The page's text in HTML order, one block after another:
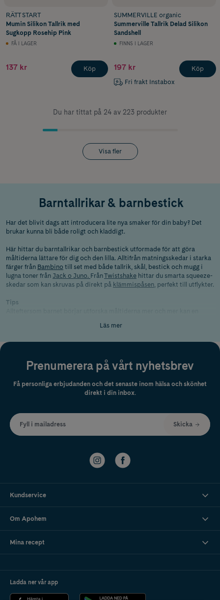
RÄTT START
Mumin Silikon Tallrik med
Sugkopp Rosehip Pink
FÅ I LAGER
137 kr Köp
SUMMERVILLE organic
Summerville Tallrik Delad Silikon
Sandshell
FINNS I LAGER
197 kr
Fri frakt Instabox
Köp
Du har tittat på 24 av 223 produkter
Visa fler
Barntallrikar & barnbestick
Har det blivit dags att introducera lite nya smaker för din baby? Det
brukar kunna bli både roligt och kladdigt.
Här hittar du barntallrikar och barnbestick utformade för att göra
måltiderna lättare för dig och den lilla. Alltifrån matningsskedar i starka
färger från Bambino till set med både tallrik, skål, bestick och mugg i
lugna toner från Jack o Juno. FrånTwistshake hittar du smarta squeeze-
skedar som kan skruvas på direkt på klämmispåsen , perfekt till utflykter.
Tips
stor skillnad och minska risken för att allt hamnar på golvet, tro oss
rengöra och enkla för babyn att greppa. Mjuka former och material gör
det också behagligare för babyns mun. En längre sked gör det lättare att
komma åt i botten av barnmatsburken.
Läs mer
Prenumerera på vårt nyhetsbrev
Få personliga erbjudanden och det senaste inom hälsa och skönhet
direkt i din inbox.
Fyll i mailadress Skicka
Kundservice
Om Apohem
Mina recept
Ladda ner vår app